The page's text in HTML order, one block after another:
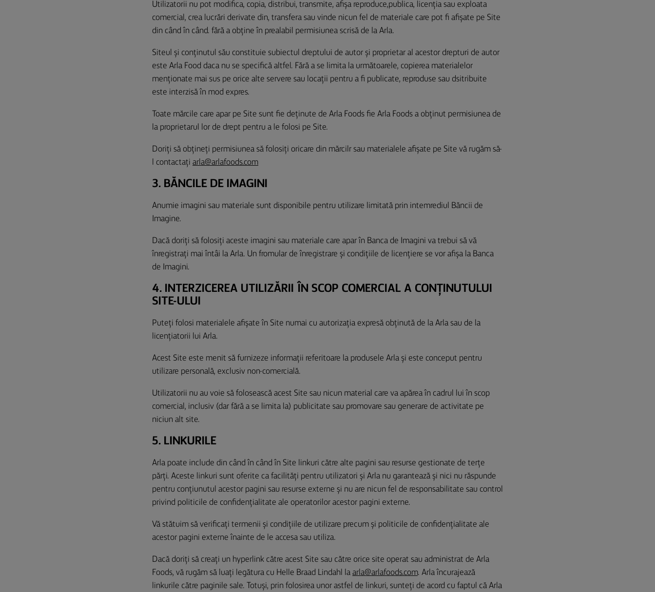
Utilizatorii nu pot modifica, copia, distribui, transmite, afișa reproduce,publica, licenția sau exploata
comercial, crea lucrări derivate din, transfera sau vinde nicun fel de materiale care pot fi afișate pe Site
din când în când. fără a obține în prealabil permisiunea scrisă de la Arla.
Siteul și conținutul său constituie subiectul dreptului de autor și proprietar al acestor drepturi de autor
este Arla Food daca nu se specifică altfel. Fără a se limita la următoarele, copierea materialelor
menționate mai sus pe orice alte servere sau locații pentru a fi publicate, reproduse sau dsitribuite
este interzisă în mod expres.
Toate mărcile care apar pe Site sunt fie deținute de Arla Foods fie Arla Foods a obținut permisiunea de
la proprietarul lor de drept pentru a le folosi pe Site.
Doriți să obțineți permisiunea să folosiți oricare din mărcilr sau materialele afișate pe Site vă rugăm să-
l contactați arla@arlafoods.com
3. BĂNCILE DE IMAGINI
Anumie imagini sau materiale sunt disponibile pentru utilizare limitată prin intemrediul Băncii de
Imagine.
Dacă doriți să folosiți aceste imagini sau materiale care apar în Banca de Imagini va trebui să vă
înregistrați mai întâi la Arla. Un fromular de înregistrare și condițiile de licențiere se vor afișa la Banca
de Imagini.
4. INTERZICEREA UTILIZĂRII ÎN SCOP COMERCIAL A CONŢINUTULUI
SITE-ULUI
Puteți folosi materialele afișate în Site numai cu autorizația expresă obținută de la Arla sau de la
licențiatorii lui Arla.
Acest Site este menit să furnizeze informații referitoare la produsele Arla și este conceput pentru
utilizare personală, exclusiv non-comercială.
Utilizatorii nu au voie să folosească acest Site sau nicun material care va apărea în cadrul lui în scop
comercial, inclusiv (dar fără a se limita la) publicitate sau promovare sau generare de activitate pe
niciun alt site.
5. LINKURILE
Arla poate include din când în când în Site linkuri către alte pagini sau resurse gestionate de terțe
părți. Aceste linkuri sunt oferite ca facilități pentru utilizatori și Arla nu garantează și nici nu răspunde
pentru conțiunutul acestor pagini sau resurse externe și nu are nicun fel de responsabilitate sau control
privind politicile de confidențialitate ale operatorilor acestor pagini externe.
Vă stătuim să verificați termenii și condițiile de utilizare precum și politicile de confidențialitate ale
acestor pagini externe înainte de le accesa sau utiliza.
Dacă doriți să creați un hyperlink către acest Site sau către orice site operat sau administrat de Arla
Foods, vă rugăm să luați legătura cu Helle Braad Lindahl la arla@arlafoods.com. Arla încurajează
linkurile către paginile sale. Totuși, prin folosirea unor astfel de linkuri, sunteți de acord cu faptul că Arla